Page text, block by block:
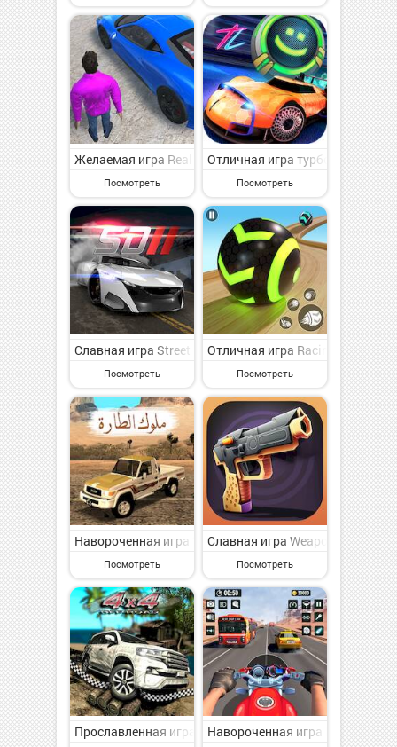
Желаемая игра Real City Car Driving на Андроид -
Посмотреть
Отличная игра турбо-лига на
Посмотреть
Славная игра Street Drag 2: Real Car Racing на
Посмотреть
Отличная игра Racing Ball
Посмотреть
Навороченная игра ???? ?????? на Андроид -
Посмотреть
Славная игра Weapon Craft
Посмотреть
Прославленная игра 4x4 Off-Road Rally 7 на Андроид
Навороченная игра